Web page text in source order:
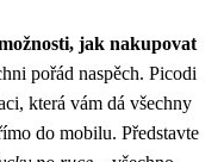
jak nakupovat
pořád naspěch. Picodi
která vám dá všechny
do mobilu. Představte